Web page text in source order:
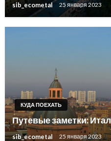
sib_ecometal 25 января 2023
КУДА ПОЕХАТЬ
Путевые заметки:
sib_ecometal 25 января 2023